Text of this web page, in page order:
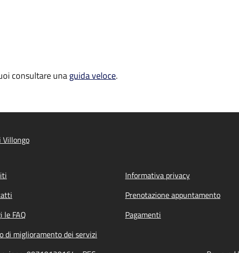
consultare unaguida veloce.
Villongo
Informativa privacy
Prenotazione appuntamento
le FAQ Pagamenti
di miglioramento dei servizi